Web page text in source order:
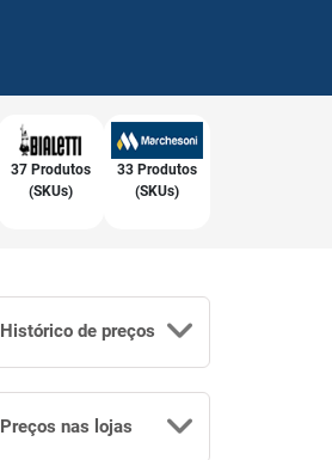
37 Produtos
(SKUs)
33 Produtos
(SKUs)
Histórico de preços
Preços nas lojas